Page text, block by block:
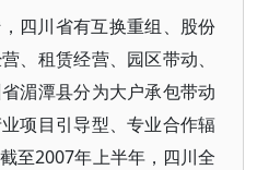
四川省有互换重组、股份
、租赁经营、园区带动、
湄潭县分为大户承包带动
项目引导型、专业合作辐
至2007年上半年，四川全